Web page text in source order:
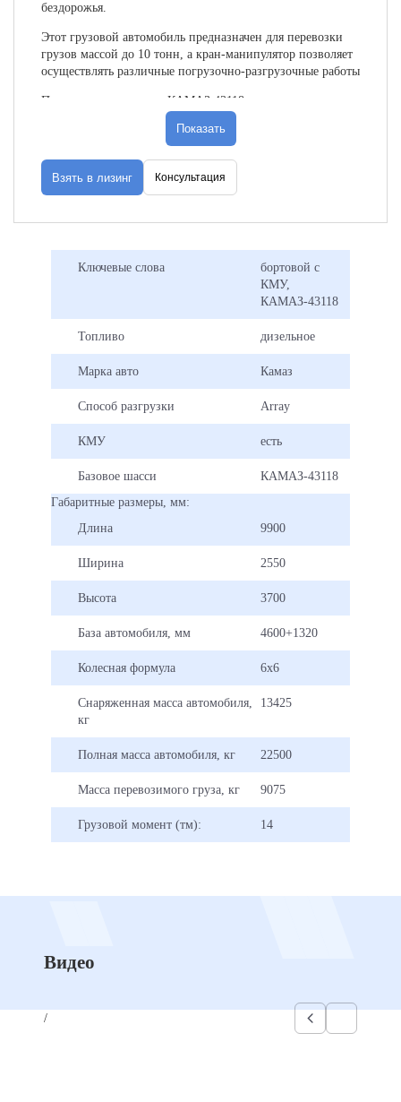
бездорожья.
Этот грузовой автомобиль предназначен для перевозки
грузов массой до 10 тонн, а кран-манипулятор позволяет
осуществлять различные погрузочно-разгрузочные работы
Преимущества модели КАМАЗ 43118:
· Высокая надежность конструкции и хорошая
· Разумное соотношение цены и качества (по
сравнению с зарубежными аналогами);
· Большая грузоподъемность;
· Маневренность.
Максимальная высота подъема - 11,3м
На Заводе НЗСА Вы можете заказать спецавтомобили с
любыми надстройками и на различных шасси, а также мы
осуществляем доставку по всей России.
Показать
Взять в лизинг Консультация
Ключевые слова
бортовой с
КМУ,
КАМАЗ-43118
Топливо дизельное
Марка авто Камаз
Способ разгрузки Array
КМУ есть
Базовое шасси
КАМАЗ-43118
Габаритные размеры, мм:
Длина
9900
Ширина 2550
Высота 3700
База автомобиля, мм 4600+1320
Колесная формула 6х6
Снаряженная масса автомобиля,
кг
13425
Полная масса автомобиля, кг 22500
Масса перевозимого груза, кг 9075
Грузовой момент (тм): 14
Видео
/